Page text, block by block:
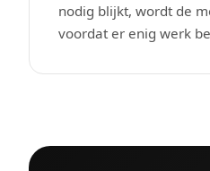
nodig blijkt, wordt de
voordat er enig werk